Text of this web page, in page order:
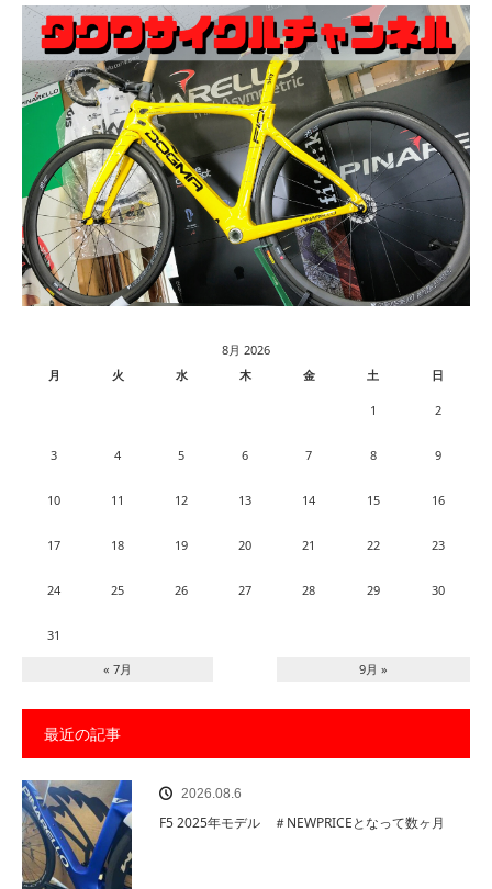
8月 2026
月
火 水 木 金 土 日
1 2
3 4 5 6 7 8 9
10 11 12 13 14 15 16
17 18 19 20 21 22 23
24 25 26 27 28 29 30
31
« 7月 9月 »
最近の記事
2026.08.6
F5 2025年モデル ＃NEWPRICEとなって数ヶ月